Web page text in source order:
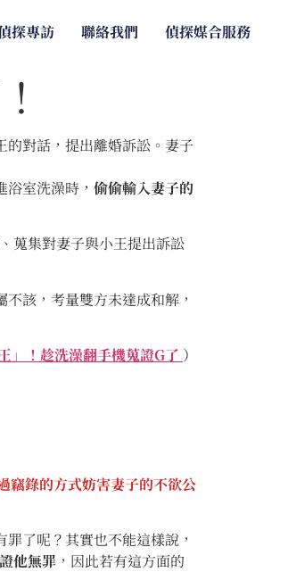
探專訪 聯絡我們 偵探媒合服務
對話，提出離婚訴訟。妻子
浴室洗澡時， 偷偷輸入妻子的
蒐集對妻子與小王提出訴訟
該，考量雙方未達成和解，
」！趁洗澡翻手機蒐證G了 ）
竊錄的方式妨害妻子的不欲公
了呢？其實也不能這樣說，
他無罪 ，因此若有這方面的